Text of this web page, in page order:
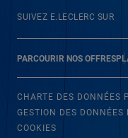
PARCOURIR NOS OFFRES
SUIVEZ E.LECLERC SUR
CHARTE DES DONNÉES
GESTION DES DONNÉES
COOKIES